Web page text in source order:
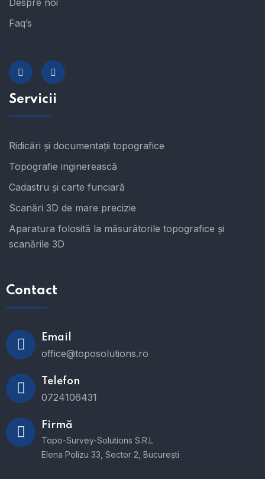
Despre noi
Faq’s
Servicii
Ridicări și documentații topografice
Topografie inginerească
Cadastru și carte funciară
Scanări 3D de mare precizie
Aparatura folosită la măsurătorile topografice și
scanările 3D
Contact
Email
office@toposolutions.ro
Telefon
0724106431
Firmă
Topo-Survey-Solutions S.R.L
Elena Polizu 33, Sector 2, București